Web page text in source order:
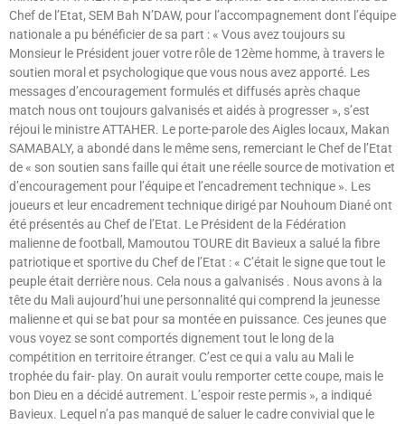
Chef de l’Etat, SEM Bah N’DAW, pour l’accompagnement dont l’équipe
nationale a pu bénéficier de sa part : « Vous avez toujours su
Monsieur le Président jouer votre rôle de 12ème homme, à travers le
soutien moral et psychologique que vous nous avez apporté. Les
messages d’encouragement formulés et diffusés après chaque
match nous ont toujours galvanisés et aidés à progresser », s’est
réjoui le ministre ATTAHER. Le porte-parole des Aigles locaux, Makan
SAMABALY, a abondé dans le même sens, remerciant le Chef de l’Etat
de « son soutien sans faille qui était une réelle source de motivation et
d’encouragement pour l’équipe et l’encadrement technique ». Les
joueurs et leur encadrement technique dirigé par Nouhoum Diané ont
été présentés au Chef de l’Etat. Le Président de la Fédération
malienne de football, Mamoutou TOURE dit Bavieux a salué la fibre
patriotique et sportive du Chef de l’Etat : « C’était le signe que tout le
peuple était derrière nous. Cela nous a galvanisés . Nous avons à la
tête du Mali aujourd’hui une personnalité qui comprend la jeunesse
malienne et qui se bat pour sa montée en puissance. Ces jeunes que
vous voyez se sont comportés dignement tout le long de la
compétition en territoire étranger. C’est ce qui a valu au Mali le
trophée du fair- play. On aurait voulu remporter cette coupe, mais le
bon Dieu en a décidé autrement. L’espoir reste permis », a indiqué
Bavieux. Lequel n’a pas manqué de saluer le cadre convivial que le